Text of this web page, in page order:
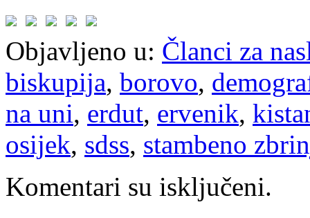
Objavljeno u: Članci za
biskupija, borovo,
na uni, erdut, ervenik,
osijek, sdss, stambeno
Komentari su isključeni.